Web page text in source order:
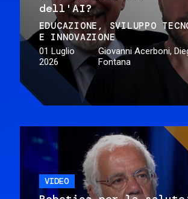
dell'AI?
EDUCAZIONE
SVILUPPO
E INNOVAZIONE
01 Luglio
2026
Giovanni Acerboni,
Fontana
VIDEO